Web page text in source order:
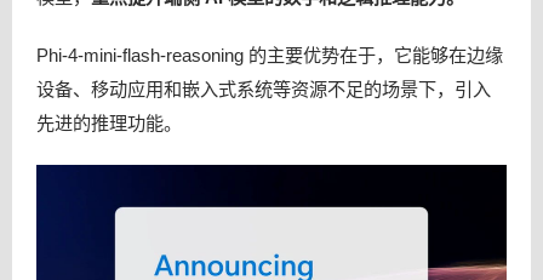
Phi-4-mini-flash-reasoning 的主要优势在于，它能够在边缘
设备、移动应用和嵌入式系统等资源不足的场景下，引入
先进的推理功能。